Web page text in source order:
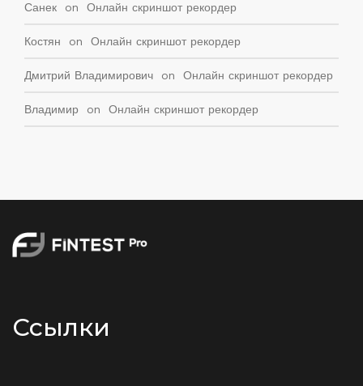
Санек on Онлайн скриншот рекордер
Костян on Онлайн скриншот рекордер
Дмитрий Владимирович on Онлайн скриншот рекордер
Владимир on Онлайн скриншот рекордер
Ссылки